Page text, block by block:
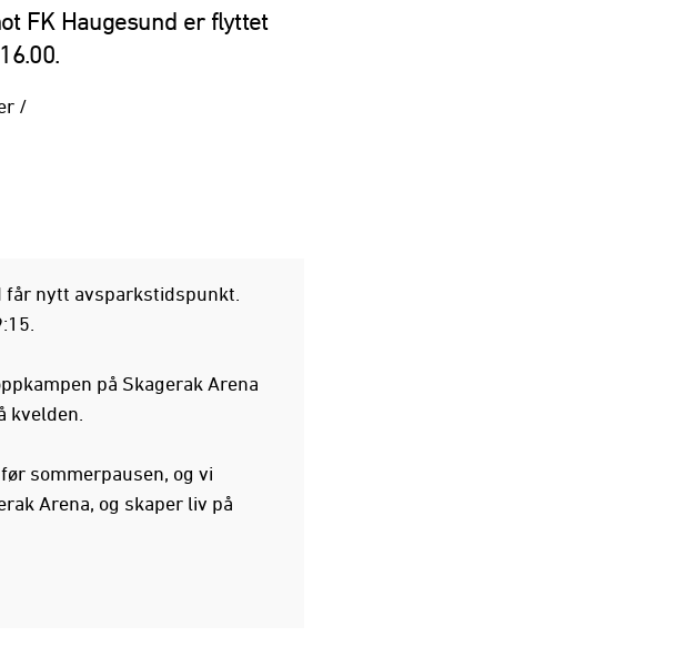
FK Haugesund er flyttet
/
får nytt avsparkstidspunkt.
på Skagerak Arena
kvelden.
sommerpausen, og vi
Arena, og skaper liv på